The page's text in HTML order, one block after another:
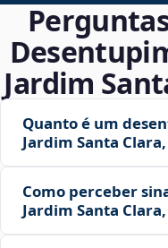
Jardim
Quanto é um
Jardim Santa
Como perceber
Jardim Santa Clara,